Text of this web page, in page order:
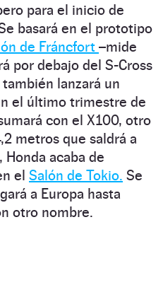
para el inicio de
basará en el prototipo
de Fráncfort –mide
por debajo del S-Cross
lanzará un
el último trimestre de
con el X100, otro
metros que saldrá a
acaba de
el Salón de Tokio. Se
a Europa hasta
otro nombre.